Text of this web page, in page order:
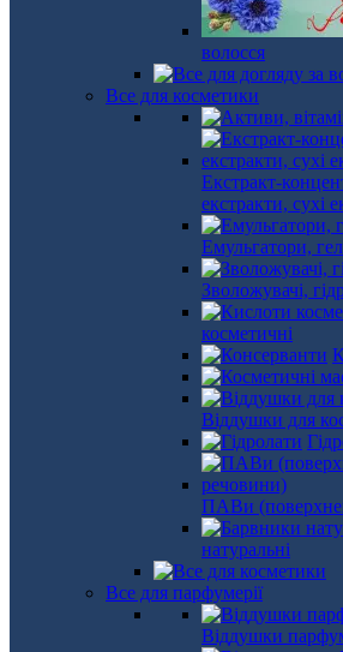
волосся
Все для косметики
Екстракт-
екстракти, сухі
Емульгатори,
Зволожувачі,
косметичні
Віддушки для
ПАВи
натуральні
Все для парфумерії
Віддушки